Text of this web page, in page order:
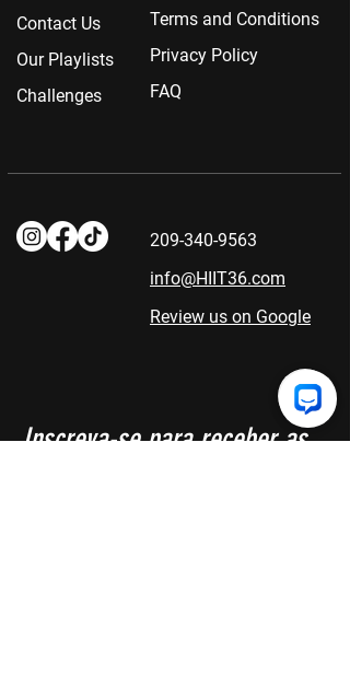
Contact Us
Our Playlists
Challenges
Terms and Conditions
Privacy Policy
FAQ
209-340-9563
info@HIIT36.com
Review us on Google
Inscreva-se para receber as